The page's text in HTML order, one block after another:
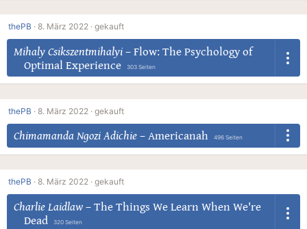
thePB · 8. März 2022 · gekauft
Mihaly Csikszentmihalyi – Flow: The Psychology of
Optimal Experience
303 Seiten
thePB · 8. März 2022 · gekauft
Chimamanda Ngozi Adichie – Americanah 496 Seiten
thePB · 8. März 2022 · gekauft
Charlie Laidlaw – The Things We Learn When We're
Dead
320 Seiten